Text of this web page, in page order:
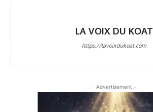
LA VOIX DU KOAT
https://lavoixdukoat.com
- Advertisement -